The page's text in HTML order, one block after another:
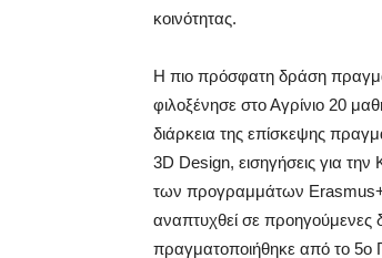
κοινότητας.
Η πιο πρόσφατη δράση
φιλοξένησε στο Αγρίνιο 20
διάρκεια της επίσκεψης
3D Design, εισηγήσεις για
των προγραμμάτων Erasmus+
αναπτυχθεί σε προηγούμενες
πραγματοποιήθηκε από το 5ο